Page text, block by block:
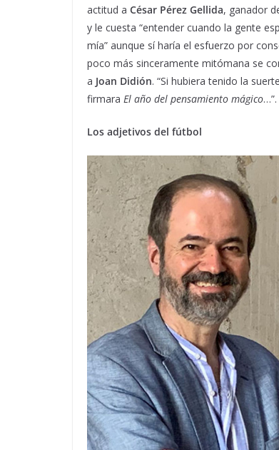
actitud a César Pérez Gellida, ganador
y le cuesta “entender cuando la gente
mía” aunque sí haría el esfuerzo por
poco más sinceramente mitómana se
a Joan Didión. “Si hubiera tenido la
firmara El año del pensamiento mágico…”.
Los adjetivos del fútbol